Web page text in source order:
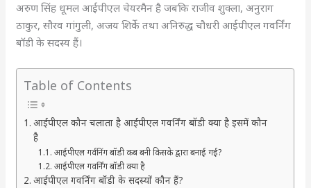
अरुण सिंह धूमल आईपीएल चेयरमैन है जबकि राजीव शुक्ला, अनुराग
ठाकुर, सौरव गांगुली, अजय शिर्के तथा अनिरुद्ध चौधरी आईपीएल गवर्निंग
बॉडी के सदस्य हैं।
Table of Contents
आईपीएल कौन चलाता है आईपीएल गवर्निंग बॉडी क्या है इसमें कौन
है
आईपीएल गर्वनिंग बॉडी कब बनी किसके द्वारा बनाई गई?
आईपीएल गवर्निंग बॉडी क्या है
आईपीएल गवर्निंग बॉडी के सदस्यों कौन हैं?